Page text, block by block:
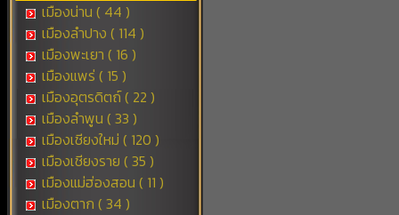
เมืองน่าน ( 44 )
เมืองลำปาง ( 114 )
เมืองพะเยา ( 16 )
เมืองแพร่ ( 15 )
เมืองอุตรดิตถ์ ( 22 )
เมืองลำพูน ( 33 )
เมืองเชียงใหม่ ( 120 )
เมืองเชียงราย ( 35 )
เมืองแม่ฮ่องสอน ( 11 )
เมืองตาก ( 34 )